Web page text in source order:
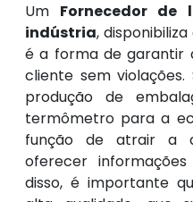
Um Fornecedor de
indústria,
é a forma de garantir
cliente sem
produção de
termômetro para a
função de atrair a
oferecer
disso, é importante